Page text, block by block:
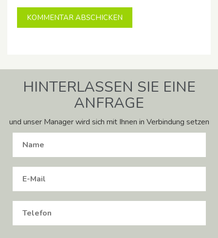
HINTERLASSEN SIE EINE
ANFRAGE
und unser Manager wird sich mit Ihnen in Verbindung setzen